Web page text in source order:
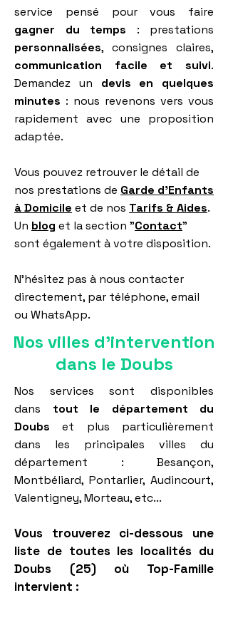
service pensé pour vous faire
gagner du temps : prestations
personnalisées, consignes claires,
communication facile et suivi.
Demandez un devis en quelques
minutes : nous revenons vers vous
rapidement avec une proposition
adaptée.
Vous pouvez retrouver le détail de
nos prestations de Garde d'Enfants
à Domicile et de nos Tarifs & Aides.
Un blog et la section "Contact"
sont également à votre disposition.
N'hésitez pas à nous contacter
directement, par téléphone, email
ou WhatsApp.
Nos villes d'intervention
dans le Doubs
Nos services sont disponibles
dans tout le département du
Doubs et plus particulièrement
dans les principales villes du
département : Besançon,
Montbéliard, Pontarlier, Audincourt,
Valentigney, Morteau, etc...
Vous trouverez ci-dessous une
liste de toutes les localités du
Doubs (25) où Top-Famille
intervient :